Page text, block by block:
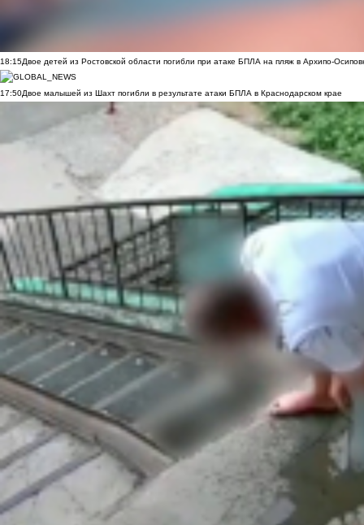
18:15Двое детей из Ростовской области погибли при атаке БПЛА на пляж в Архипо-
17:50Двое малышей из Шахт погибли в результате атаки БПЛА в Краснодарском крае